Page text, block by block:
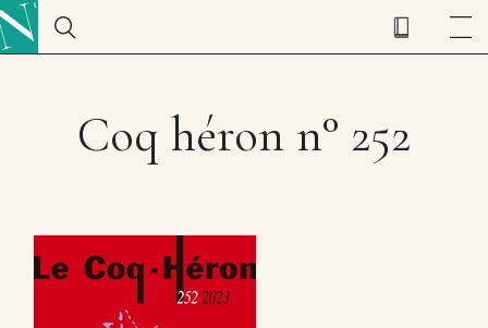
Coq héron n° 252